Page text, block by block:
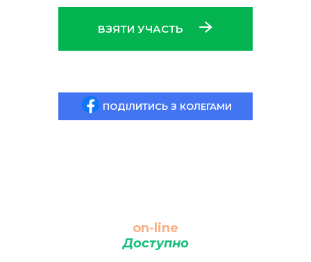
ВЗЯТИ УЧАСТЬ
ПОДІЛИТИСЬ З КОЛЕГАМИ
on-line
Доступно